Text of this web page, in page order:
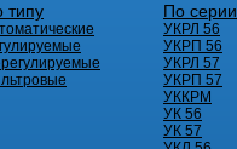
типу По серии
УКРЛ 56
УКРП 56
УКРЛ 57
УКРП 57
УККРМ
УК 56
УК 57